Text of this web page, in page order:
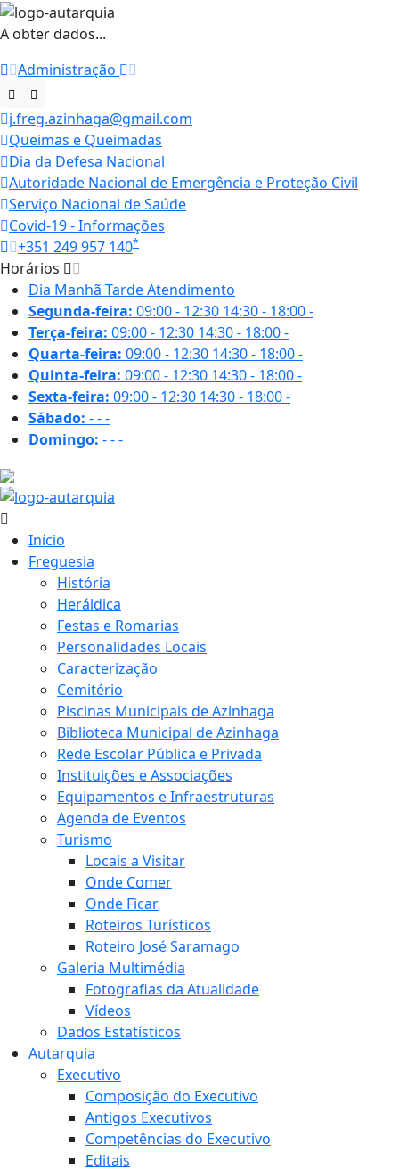
A obter dados...
Administração
j.freg.azinhaga@gmail.com
Queimas e Queimadas
Dia da Defesa Nacional
Autoridade Nacional de Emergência e Proteção Civil
Serviço Nacional de Saúde
Covid-19 - Informações
+351 249 957 140*
Horários
Dia Manhã TardeAtendimento
Segunda-feira: 09:00 - 12:30 14:30 - 18:00-
Terça-feira: 09:00 - 12:30 14:30 - 18:00-
Quarta-feira: 09:00 - 12:30 14:30 - 18:00-
Quinta-feira: 09:00 - 12:30 14:30 - 18:00-
Sexta-feira: 09:00 - 12:30 14:30 - 18:00-
Sábado: ---
Domingo: ---
Início
Freguesia
História
Heráldica
Festas e Romarias
Personalidades Locais
Caracterização
Cemitério
Piscinas Municipais de Azinhaga
Biblioteca Municipal de Azinhaga
Rede Escolar Pública e Privada
Instituições e Associações
Equipamentos e Infraestruturas
Agenda de Eventos
Turismo
Locais a Visitar
Onde Comer
Onde Ficar
Roteiros Turísticos
Roteiro José Saramago
Galeria Multimédia
Fotografias da Atualidade
Vídeos
Dados Estatísticos
Autarquia
Executivo
Composição do Executivo
Antigos Executivos
Competências do Executivo
Editais